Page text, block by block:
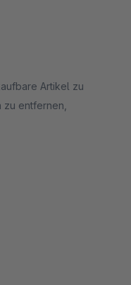
Artikel zu
entfernen,
ist